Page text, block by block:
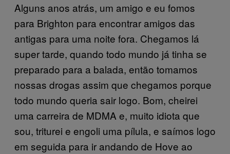
Alguns anos atrás, um amigo e eu fomos
para Brighton para encontrar amigos das
antigas para uma noite fora. Chegamos lá
super tarde, quando todo mundo já tinha se
preparado para a balada, então tomamos
nossas drogas assim que chegamos porque
todo mundo queria sair logo. Bom, cheirei
uma carreira de MDMA e, muito idiota que
sou, triturei e engoli uma pílula, e saímos logo
em seguida para ir andando de Hove ao